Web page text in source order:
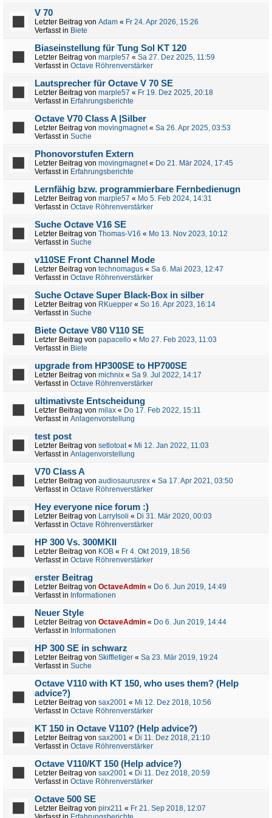
V 70
Letzter Beitrag von Adam « Fr 24. Apr 2026, 15:26
Verfasst in Biete
Biaseinstellung für Tung Sol KT 120
Letzter Beitrag von marple57 « Sa 27. Dez 2025, 11:59
Verfasst in Octave Röhrenverstärker
Lautsprecher für Octave V 70 SE
Letzter Beitrag von marple57 « Fr 19. Dez 2025, 20:18
Verfasst in Erfahrungsberichte
Octave V70 Class A |Silber
Letzter Beitrag von movingmagnet« Sa 26. Apr 2025, 03:53
Verfasst in Suche
Phonovorstufen Extern
Letzter Beitrag von movingmagnet« Do 21. Mär 2024, 17:45
Verfasst in Erfahrungsberichte
Lernfähig bzw. programmierbare Fernbedienugn
Letzter Beitrag von marple57 « Mo 5. Feb 2024, 14:31
Verfasst in Octave Röhrenverstärker
Suche Octave V16 SE
Letzter Beitrag von Thomas-V16 « Mo 13. Nov 2023, 10:12
Verfasst in Suche
v110SE Front Channel Mode
Letzter Beitrag von technomagus « Sa 6. Mai 2023, 12:47
Verfasst in Octave Röhrenverstärker
Suche Octave Super Black-Box in silber
Letzter Beitrag von RKuepper « So 16. Apr 2023, 16:14
Verfasst in Suche
Biete Octave V80 V110 SE
Letzter Beitrag von papacello « Mo 27. Feb 2023, 11:03
Verfasst in Biete
upgrade from HP300SE to HP700SE
Letzter Beitrag von michnix « Sa 9. Jul 2022, 14:17
Verfasst in Octave Röhrenverstärker
ultimativste Entscheidung
Letzter Beitrag von milax « Do 17. Feb 2022, 15:11
Verfasst in Anlagenvorstellung
test post
Letzter Beitrag von setlotoat« Mi 12. Jan 2022, 11:03
Verfasst in Anlagenvorstellung
V70 Class A
Letzter Beitrag von audiosaurusrex « Sa 17. Apr 2021, 03:50
Verfasst in Octave Röhrenverstärker
Hey everyone nice forum :)
Letzter Beitrag von LarryIsoli « Di 31. Mär 2020, 00:03
Verfasst in Octave Röhrenverstärker
HP 300 Vs. 300MKII
Letzter Beitrag von KOB « Fr 4. Okt 2019, 18:56
Verfasst in Octave Röhrenverstärker
erster Beitrag
Letzter Beitrag von OctaveAdmin « Do 6. Jun 2019, 14:49
Verfasst in Informationen
Neuer Style
Letzter Beitrag von OctaveAdmin « Do 6. Jun 2019, 14:44
Verfasst in Informationen
HP 300 SE in schwarz
Letzter Beitrag von Skiffletiger « Sa 23. Mär 2019, 19:24
Verfasst in Suche
Octave V110 with KT 150, who uses them? (Help
advice?)
Letzter Beitrag von sax2001 « Mi 12. Dez 2018, 10:56
Verfasst in Octave Röhrenverstärker
KT 150 in Octave V110? (Help advice?)
Letzter Beitrag von sax2001 « Di 11. Dez 2018, 21:10
Verfasst in Octave Röhrenverstärker
Octave V110/KT 150 (Help advice?)
Letzter Beitrag von sax2001 « Di 11. Dez 2018, 20:59
Verfasst in Octave Röhrenverstärker
Octave 500 SE
Letzter Beitrag von pirx211 « Fr 21. Sep 2018, 12:07